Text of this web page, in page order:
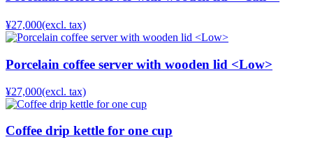
¥27,000(excl. tax)
Porcelain coffee server with wooden lid <Low>
¥27,000(excl. tax)
Coffee drip kettle for one cup